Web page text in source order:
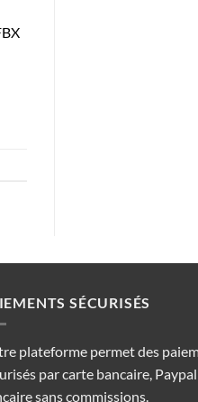
SÉCURISÉS
plateforme permet des
par carte bancaire,
sans commissions.